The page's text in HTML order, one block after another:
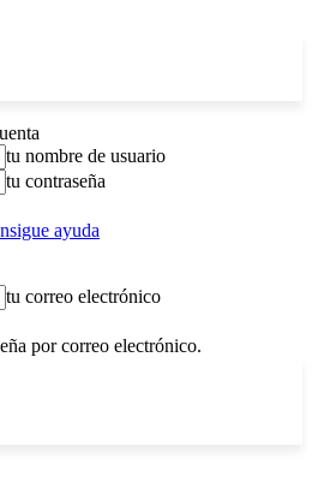
tu nombre de usuario
tu contraseña
ayuda
tu correo electrónico
por correo electrónico.